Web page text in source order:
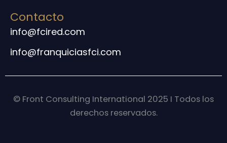
Contacto
info@fcired.com
info@franquiciasfci.com
© Front Consulting International 2025 I Todos los
derechos reservados.